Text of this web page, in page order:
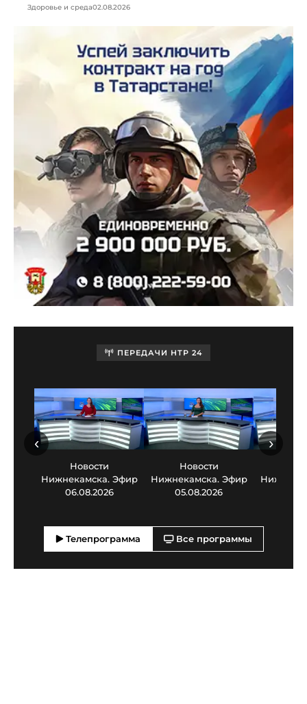
Здоровье и среда02.08.2026
ПЕРЕДАЧИ НТР 24
Новости
Нижнекамска. Эфир
06.08.2026
Новости
Нижнекамска. Эфир
05.08.2026
‹ ›
Телепрограмма Все программы